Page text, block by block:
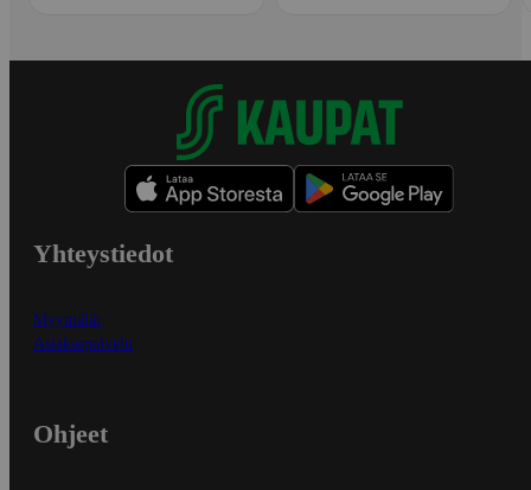
Yhteystiedot
Myymälät
Asiakaspalvelu
Ohjeet